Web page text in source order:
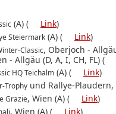
(A) ( Link)
Steiermark (A) ( Link)
Classic, Oberjoch -
‐ Allgäu (D, A, I, CH, FL) (
HQ Teichalm (A) ( Link)
Trophy und Rallye-Plaudern,
Grazie, Wien (A) ( Link)
, Wien (A) ( Link)